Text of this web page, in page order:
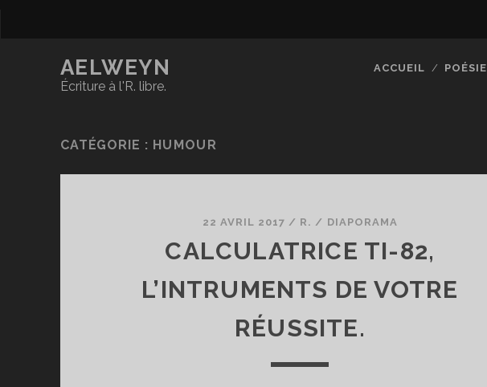
AELWEYN
Écriture à l'R. libre.
ACCUEIL POÉSIE
CATÉGORIE : HUMOUR
22 AVRIL 2017 / R. / DIAPORAMA
CALCULATRICE TI-82,
L’INTRUMENTS DE VOTRE
RÉUSSITE.